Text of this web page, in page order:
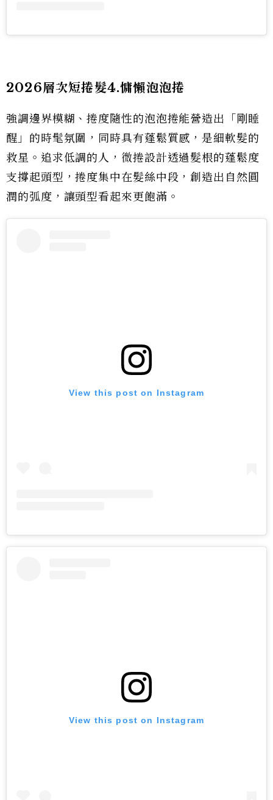
2026層次短捲髮4.慵懶泡泡捲
強調邊界模糊、捲度隨性的泡泡捲能營造出「剛睡
醒」的時髦氛圍，同時具有蓬鬆質感，是細軟髮的
救星。追求低調的人，微捲設計透過髮根的蓬鬆度
支撐起頭型，捲度集中在髮絲中段，創造出自然圓
潤的弧度，讓頭型看起來更飽滿。
View this post on Instagram
View this post on Instagram